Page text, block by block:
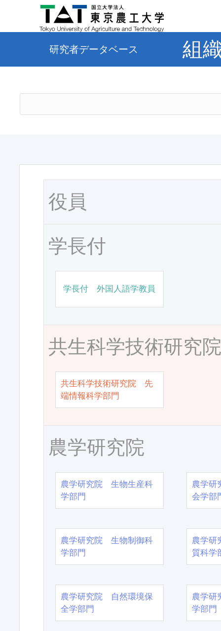
研究者データベース 組
役員
学長付
学長付 外国人語学教員
共生科学技術研究
共生科学技術研究院 先
端情報科学部門
農学研究院
農学研究院 生物生産科
学部門
農学
会学部
農学研究院 生物制御科
学部門
農学
質科学
農学研究院 自然環境保
全学部門
農学
学部門